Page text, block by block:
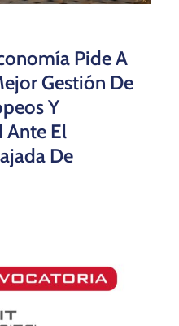
Pide A
Gestión De
Y
Ante El
De